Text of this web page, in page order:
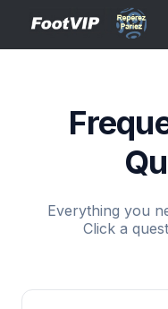
Everything you
Click a